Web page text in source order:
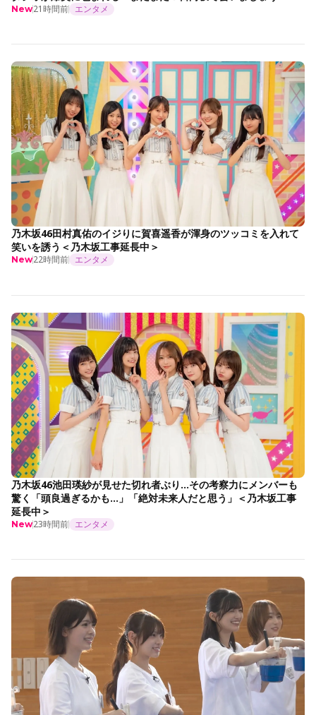
New21時間前 エンタメ
乃木坂46田村真佑のイジりに賀喜遥香が渾身のツッコミを入れて
笑いを誘う＜乃木坂工事延長中＞
New22時間前 エンタメ
乃木坂46池田瑛紗が見せた切れ者ぶり…その考察力にメンバーも
驚く「頭良過ぎるかも…」「絶対未来人だと思う」＜乃木坂工事
延長中＞
New23時間前 エンタメ